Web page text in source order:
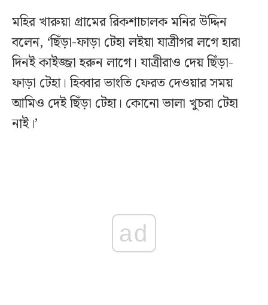
মহির খারুয়া গ্রামের রিকশাচালক মনির উদ্দিন
বলেন, ‘ছিঁড়া-ফাড়া টেহা লইয়া যাত্রীগর লগে হারা
দিনই কাইজ্জা হরুন লাগে। যাত্রীরাও দেয় ছিঁড়া-
ফাড়া টেহা। হিব্বার ভাংতি ফেরত দেওয়ার সময়
আমিও দেই ছিঁড়া টেহা। কোনো ভালা খুচরা টেহা
নাই।’
ad